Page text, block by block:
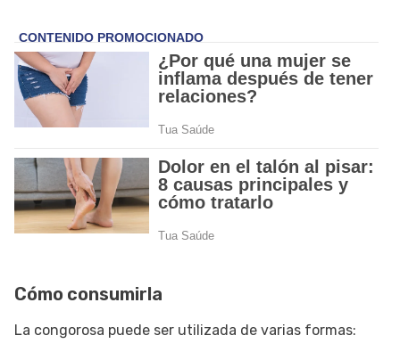
Cómo consumirla
La congorosa puede ser utilizada de varias formas: